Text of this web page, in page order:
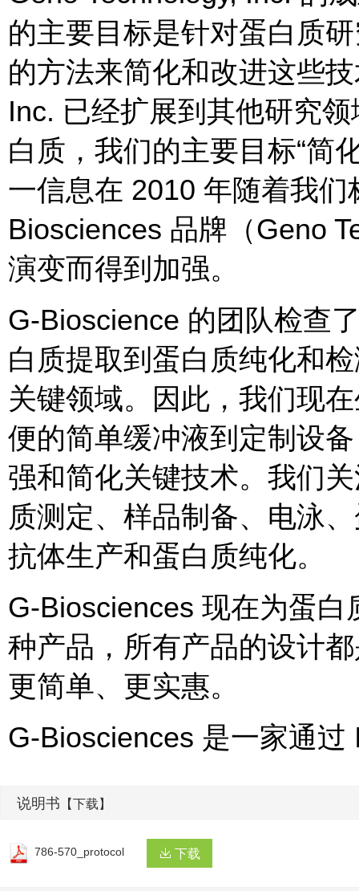
的主要目标是针对蛋白质
的方法来简化和改进这些
Inc. 已经扩展到其他研究
白质，我们的主要目标“简
一信息在 2010 年随着我们
Biosciences 品牌（Geno
演变而得到加强。
G-Bioscience 的团队检查
白质提取到蛋白质纯化和
关键领域。因此，我们现
便的简单缓冲液到定制设
强和简化关键技术。我们
质测定、样品制备、电泳
抗体生产和蛋白质纯化。
G-Biosciences 现在为蛋
种产品，所有产品的设计
更简单、更实惠。
G-Biosciences 是一家通
说明书 【下载】
786-570_protocol 下载